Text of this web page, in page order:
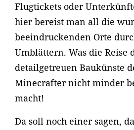
Flugtickets oder
hier bereist man all die
beeindruckenden Orte
Umblättern. Was die Reise
detailgetreuen Baukünste
Minecrafter nicht minder
macht!
Da soll noch einer sagen,